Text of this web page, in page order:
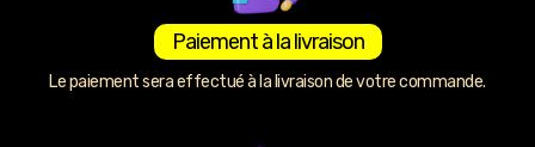
Paiement à la livraison
Le paiement sera effectué à la livraison de votre commande.